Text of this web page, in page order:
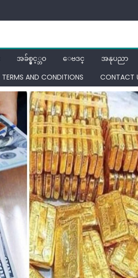
အခ်စ္နွင့္ဘဝ ေဗဒင္ အနုပညာ
TERMS AND CONDITIONS CONTACT